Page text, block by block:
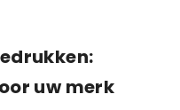
uw merk